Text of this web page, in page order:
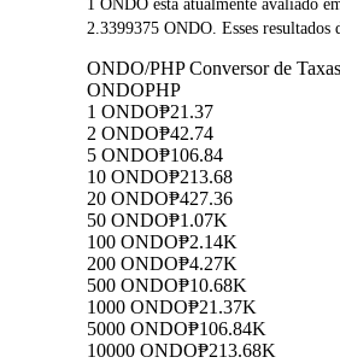
1 ONDO está atualmente avaliado
2.3399375 ONDO. Esses resultados
ONDO/PHP Conversor de
ONDOPHP
1 ONDO₱21.37
2 ONDO₱42.74
5 ONDO₱106.84
10 ONDO₱213.68
20 ONDO₱427.36
50 ONDO₱1.07K
100 ONDO₱2.14K
200 ONDO₱4.27K
500 ONDO₱10.68K
1000 ONDO₱21.37K
5000 ONDO₱106.84K
10000 ONDO₱213.68K